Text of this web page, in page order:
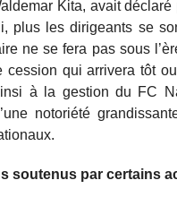
Kita, avait
plus les dirigeants se
ne se fera pas sous
qui arrivera tôt
à la gestion du FC
notoriété
soutenus par certains